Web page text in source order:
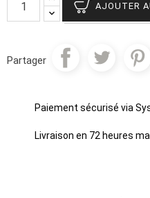
AJOUTER
Partager
Paiement sécurisé via
Livraison en 72 heures